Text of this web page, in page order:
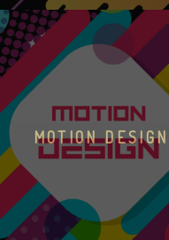
MOTION DESIGN